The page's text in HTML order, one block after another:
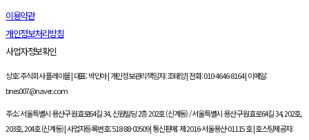
이용약관
개인정보처리방침
사업자정보확인
상호: 주식회사 플레이몰 | 대표: 박민아 | 개인정보관리책임자: 조태양 | 전화: 010-4646-8164 | 이메일:
bnes007@naver.com
주소: 서울특별시 용산구 원효로64길 34, 신원빌딩 2층 202호 (신계동) / 서울특별시 용산구 원효로64길 34, 202호,
203호, 204호 (신계동) | 사업자등록번호:518-88-00509| 통신판매:제 2016-서울용산-01115 호| 호스팅제공자: